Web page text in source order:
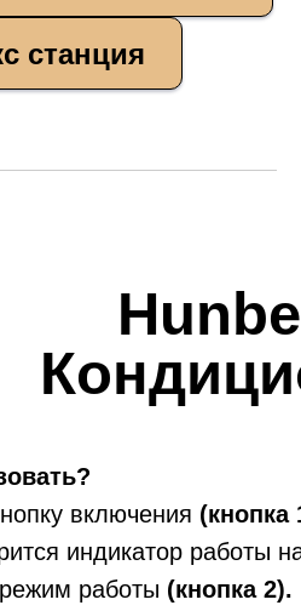
станция
включения (кнопка
индикатор работы
работы (кнопка 2).